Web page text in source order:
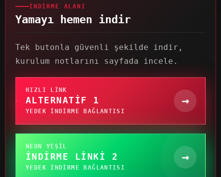
İNDIRME ALANI
Yamayı hemen indir
Tek butonla güvenli şekilde indir,
kurulum notlarını sayfada incele.
HIZLI LINK
ALTERNATIF 1
YEDEK INDIRME BAĞLANTISI
→
NEON YEŞIL
İNDIRME LINKI 2
YEDEK INDIRME BAĞLANTISI
→